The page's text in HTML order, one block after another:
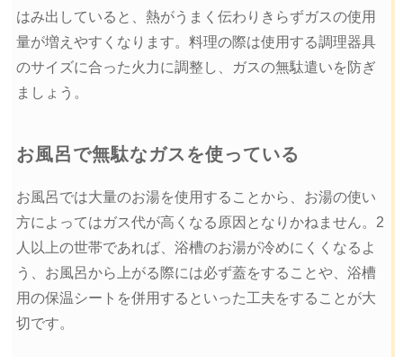
はみ出していると、熱がうまく伝わりきらずガスの使用
量が増えやすくなります。料理の際は使用する調理器具
のサイズに合った火力に調整し、ガスの無駄遣いを防ぎ
ましょう。
お風呂で無駄なガスを使っている
お風呂では大量のお湯を使用することから、お湯の使い
方によってはガス代が高くなる原因となりかねません。2
人以上の世帯であれば、浴槽のお湯が冷めにくくなるよ
う、お風呂から上がる際には必ず蓋をすることや、浴槽
用の保温シートを併用するといった工夫をすることが大
切です。